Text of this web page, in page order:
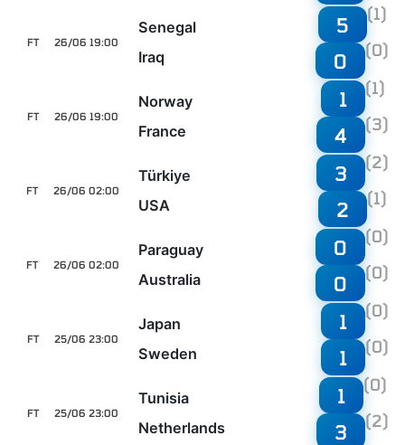
26/06 19:00
FT
Senegal
Iraq
5 (1)
0 (0)
26/06 19:00
FT
Norway
France
1 (1)
4 (3)
26/06 02:00
FT
Türkiye
USA
3 (2)
2 (1)
26/06 02:00
FT
Paraguay
Australia
0 (0)
0 (0)
25/06 23:00
FT
Japan
Sweden
1 (0)
1 (0)
25/06 23:00
FT
Tunisia
Netherlands
1 (0)
3 (2)